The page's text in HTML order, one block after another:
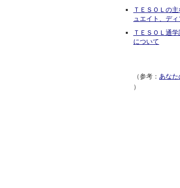
ＴＥＳＯＬの
ュエイト、デ
ＴＥＳＯＬ通
について
（参考： あな
）